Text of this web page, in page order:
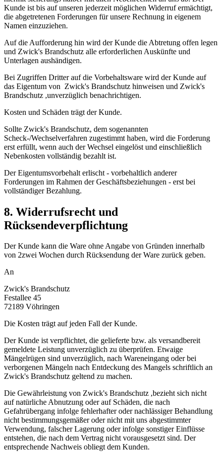
Kunde ist bis auf unseren jederzeit möglichen Widerruf ermächtigt,
die abgetretenen Forderungen für unsere Rechnung in eigenem
Namen einzuziehen.
Auf die Aufforderung hin wird der Kunde die Abtretung offen legen
und Zwick's Brandschutz alle erforderlichen Auskünfte und
Unterlagen aushändigen.
Bei Zugriffen Dritter auf die Vorbehaltsware wird der Kunde auf
das Eigentum von Zwick's Brandschutz hinweisen und Zwick's
Brandschutz ,unverzüglich benachrichtigen.
Kosten und Schäden trägt der Kunde.
Sollte Zwick's Brandschutz, dem sogenannten
Scheck-/Wechselverfahren zugestimmt haben, wird die Forderung
erst erfüllt, wenn auch der Wechsel eingelöst und einschließlich
Nebenkosten vollständig bezahlt ist.
Der Eigentumsvorbehalt erlischt - vorbehaltlich anderer
Forderungen im Rahmen der Geschäftsbeziehungen - erst bei
vollständiger Bezahlung.
8. Widerrufsrecht und
Rücksendeverpflichtung
Der Kunde kann die Ware ohne Angabe von Gründen innerhalb
von 2zwei Wochen durch Rücksendung der Ware zurück geben.
An
Zwick's Brandschutz
Festallee 45
72189 Vöhringen
Die Kosten trägt auf jeden Fall der Kunde.
Der Kunde ist verpflichtet, die gelieferte bzw. als versandbereit
gemeldete Leistung unverzüglich zu überprüfen. Etwaige
Mängelrügen sind unverzüglich, nach Wareneingang oder bei
verborgenen Mängeln nach Entdeckung des Mangels schriftlich an
Zwick's Brandschutz geltend zu machen.
Die Gewährleistung von Zwick's Brandschutz ,bezieht sich nicht
auf natürliche Abnutzung oder auf Schäden, die nach
Gefahrübergang infolge fehlerhafter oder nachlässiger Behandlung
nicht bestimmungsgemäßer oder nicht mit uns abgestimmter
Verwendung, falscher Lagerung oder infolge sonstiger Einflüsse
entstehen, die nach dem Vertrag nicht vorausgesetzt sind. Der
entsprechende Nachweis obliegt dem Kunden.